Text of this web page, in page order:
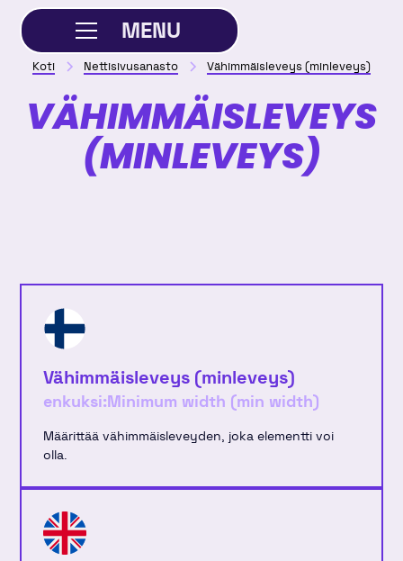
MENU
SULJE
Koti Nettisivusanasto Vähimmäisleveys (minleveys)
VÄHIMMÄISLEVEYS
(MINLEVEYS)
Vähimmäisleveys (minleveys)
enkuksi:Minimum width (min width)
Määrittää vähimmäisleveyden, joka elementti voi
olla.